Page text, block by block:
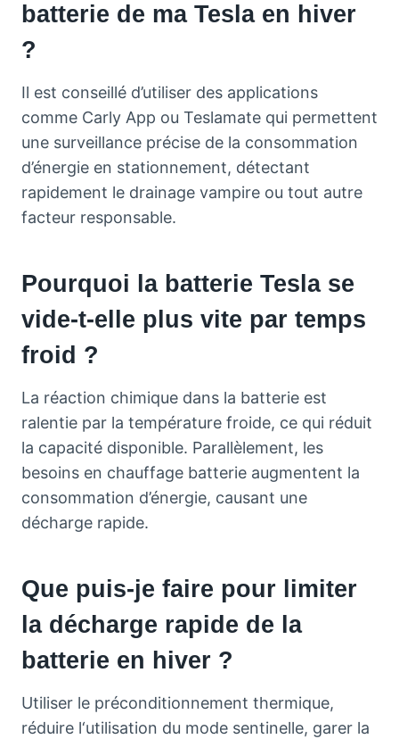
batterie de ma Tesla en hiver
?
Il est conseillé d’utiliser des applications
comme Carly App ou Teslamate qui permettent
une surveillance précise de la consommation
d’énergie en stationnement, détectant
rapidement le drainage vampire ou tout autre
facteur responsable.
Pourquoi la batterie Tesla se
vide-t-elle plus vite par temps
froid ?
La réaction chimique dans la batterie est
ralentie par la température froide, ce qui réduit
la capacité disponible. Parallèlement, les
besoins en chauffage batterie augmentent la
consommation d’énergie, causant une
décharge rapide.
Que puis-je faire pour limiter
la décharge rapide de la
batterie en hiver ?
Utiliser le préconditionnement thermique,
réduire l‘utilisation du mode sentinelle, garer la